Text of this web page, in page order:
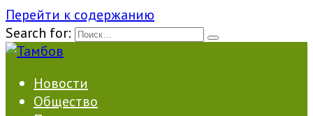
Перейти к содержанию
Search for:
Новости
Общество